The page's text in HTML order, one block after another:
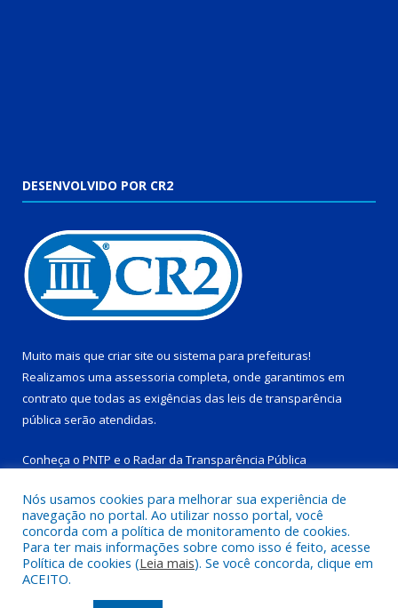
DESENVOLVIDO POR CR2
Muito mais que criar site ou sistema para prefeituras!
Realizamos uma assessoria completa, onde garantimos em
contrato que todas as exigências das leis de transparência
pública serão atendidas.
Conheça o PNTP e o Radar da Transparência Pública
Todos os direitos reservados a Prefeitura Municipal de Tucuruí-
PA.
Nós usamos cookies para melhorar sua experiência de
navegação no portal. Ao utilizar nosso portal, você
concorda com a política de monitoramento de cookies.
Para ter mais informações sobre como isso é feito, acesse
Política de cookies (Leia mais). Se você concorda, clique em
ACEITO.